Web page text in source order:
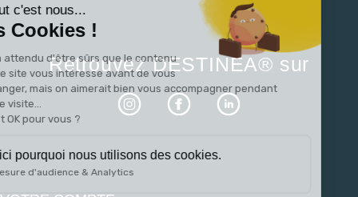
Salut c'est nous...
les Cookies !
On a attendu d'être sûrs que le contenu
de ce site vous intéresse avant de vous
déranger, mais on aimerait bien vous accompagner pendant
votre visite...
C'est OK pour vous ?
Voici pourquoi nous utilisons des cookies.
Mesure d'audience & Analytics
Retrouvez DESTINEA® sur